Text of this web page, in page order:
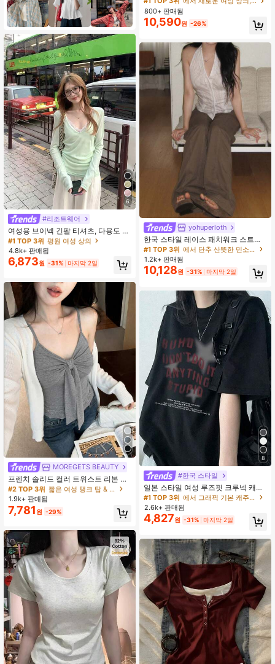
6
#리조트웨어
여성용 브이넥 긴팔 티셔츠, 다용도 자
외선 차단 레이어링 탑, 봄/여름, UPF
50+
#1 TOP 3위 평원 여성 상의
높은 재방문 고객
#1 TOP 3위 평원 여성 상의
높은 재방문 고객
#1 TOP 3위 평원 여성 상의
높은 재방문 고객
#1 TOP 3위 평원 여성 상의
4.8k+ 판매됨
6,873원 -31% 마지막 2일
MOREGETS BEAUTY
프렌치 솔리드 컬러 트위스트 리본 캐
미 탑, 신상 여름 여성용 핏팅 슬림 고
정 스트랩 패드 탑, 캐주얼 코케트 스
타일
#2 TOP 3위
짧은 여성 탱크 탑 & 카미스
거의 매진!
#2 TOP 3위
거의 매진!
#2 TOP 3위
거의 매진!
#2 TOP 3위
1.9k+ 판매됨
7,781 원 -29%
거의 매진!
거의 매진!
#1 TOP 3위
에서 새로운 여성 상의, 블라우스 & 티
800+ 판매됨
10,590원 -26%
yohuperloth
한국 스타일 레이스 패치워크 스트라
이프 싱글 브레스트 백리스 홀터 섹시
탱크탑 캐주얼 여름
#1 TOP 3위
에서 단추 산뜻한 민소매 캐미솔
1.2k+ 판매됨
10,128원 -31% 마지막 2일
8
#한국 스타일
일본 스타일 여성 루즈핏 크루넥 캐주
얼 다용도 레터 & 스타 프린트 반팔 티
셔츠, 봄/여름 블랙
#1 TOP 3위
에서 그래픽 기본 캐주얼 티셔츠
2.6k+ 판매됨
4,827원 -31% 마지막 2일